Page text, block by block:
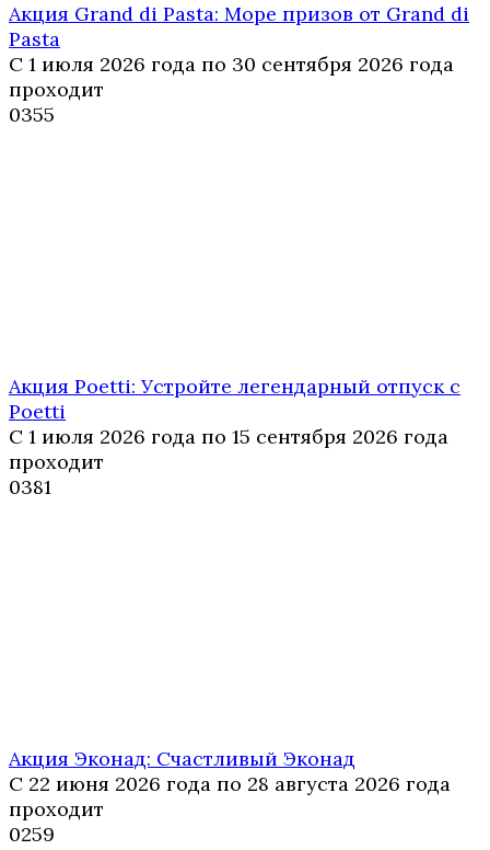
Акция Grand di Pasta: Море призов от Grand di
Pasta
С 1 июля 2026 года по 30 сентября 2026 года
проходит
0355
Акция Poetti: Устройте легендарный отпуск с
Poetti
С 1 июля 2026 года по 15 сентября 2026 года
проходит
0381
Акция Эконад: Счастливый Эконад
С 22 июня 2026 года по 28 августа 2026 года
проходит
0259